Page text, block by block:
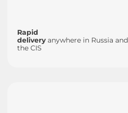
Rapid
deliveryanywhere in Russia and
the CIS